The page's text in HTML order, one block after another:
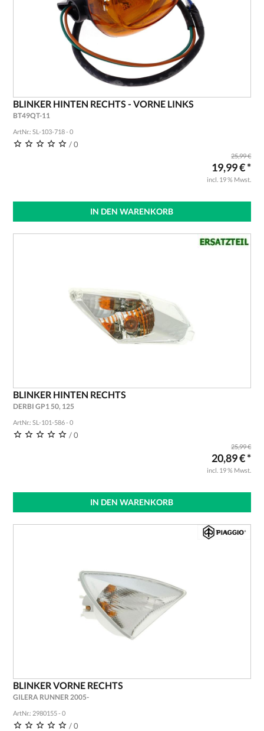
BLINKER HINTEN RECHTS - VORNE LINKS
BT49QT-11
ArtNr.: SL-103-718 - 0
/ 0
25,99 €
19,99 € *
incl. 19 % Mwst.
IN DEN WARENKORB
BLINKER HINTEN RECHTS
DERBI GP1 50, 125
ArtNr.: SL-101-586 - 0
/ 0
25,99 €
20,89 € *
incl. 19 % Mwst.
IN DEN WARENKORB
BLINKER VORNE RECHTS
GILERA RUNNER 2005-
ArtNr.: 2980155 - 0
/ 0